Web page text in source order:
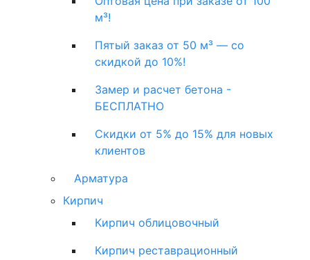
м³!
Пятый заказ от 50 м³ — со
скидкой до 10%!
Замер и расчет бетона -
БЕСПЛАТНО
Скидки от 5% до 15% для новых
клиентов
Арматура
Кирпич
Кирпич облицовочный
Кирпич реставрационный